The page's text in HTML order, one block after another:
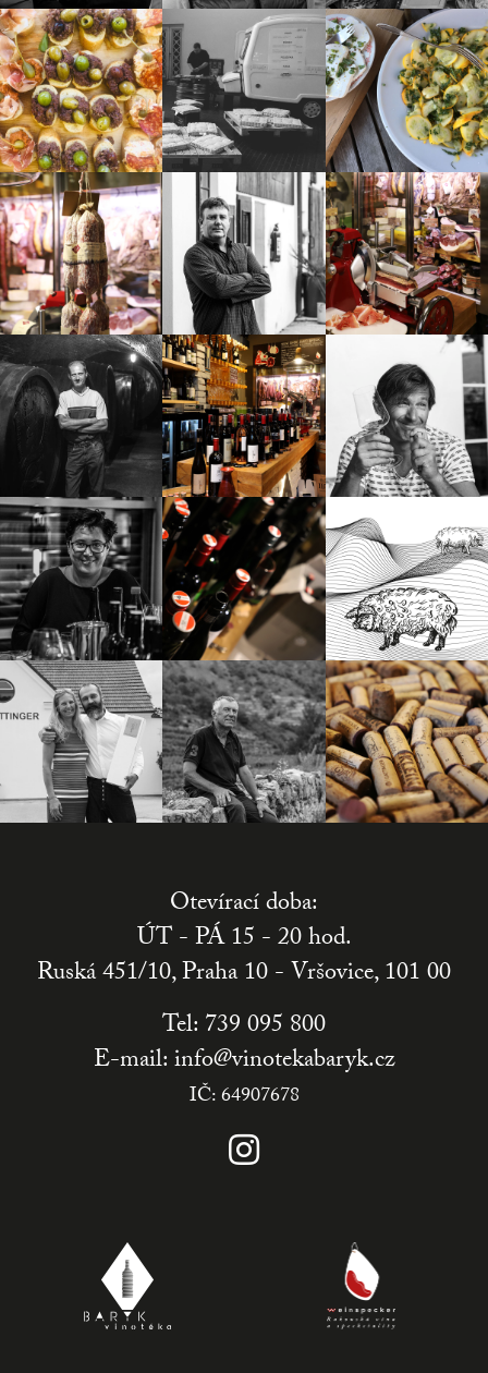
Otevírací doba:
ÚT - PÁ 15 - 20 hod.
Ruská 451/10, Praha 10 - Vršovice, 101 00
Tel: 739 095 800
E-mail:info@vinotekabaryk.cz
IČ:64907678